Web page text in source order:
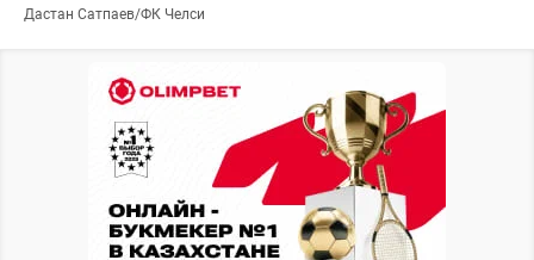
Дастан Сатпаев/ФК Челси